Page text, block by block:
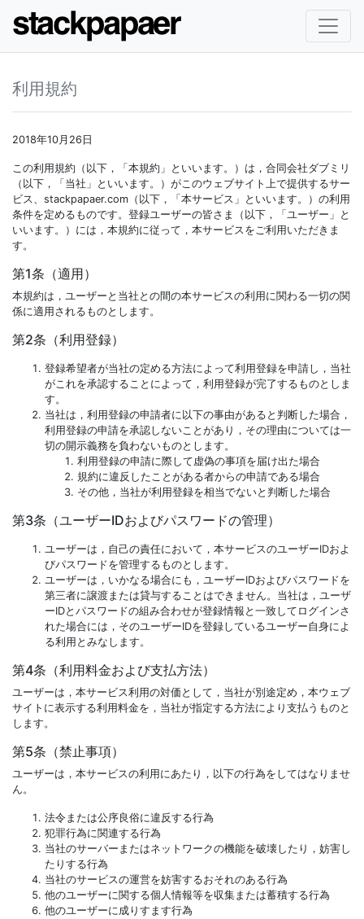
利用規約
2018年10月26日
この利用規約（以下，「本規約」といいます。）は，合同会社ダブミリ
（以下，「当社」といいます。）がこのウェブサイト上で提供するサー
ビス、stackpapaer.com（以下，「本サービス」といいます。）の利用
条件を定めるものです。登録ユーザーの皆さま（以下，「ユーザー」と
いいます。）には，本規約に従って，本サービスをご利用いただきま
す。
第1条（適用）
本規約は，ユーザーと当社との間の本サービスの利用に関わる一切の関
係に適用されるものとします。
第2条（利用登録）
登録希望者が当社の定める方法によって利用登録を申請し，当社
がこれを承認することによって，利用登録が完了するものとしま
す。
当社は，利用登録の申請者に以下の事由があると判断した場合，
利用登録の申請を承認しないことがあり，その理由については一
切の開示義務を負わないものとします。
利用登録の申請に際して虚偽の事項を届け出た場合
規約に違反したことがある者からの申請である場合
その他，当社が利用登録を相当でないと判断した場合
第3条（ユーザーIDおよびパスワードの管理）
ユーザーは，自己の責任において，本サービスのユーザーIDおよ
びパスワードを管理するものとします。
ユーザーは，いかなる場合にも，ユーザーIDおよびパスワードを
第三者に譲渡または貸与することはできません。当社は，ユーザ
ーIDとパスワードの組み合わせが登録情報と一致してログインさ
れた場合には，そのユーザーIDを登録しているユーザー自身によ
る利用とみなします。
第4条（利用料金および支払方法）
ユーザーは，本サービス利用の対価として，当社が別途定め，本ウェブ
サイトに表示する利用料金を，当社が指定する方法により支払うものと
します。
第5条（禁止事項）
ユーザーは，本サービスの利用にあたり，以下の行為をしてはなりませ
ん。
法令または公序良俗に違反する行為
犯罪行為に関連する行為
当社のサーバーまたはネットワークの機能を破壊したり，妨害し
たりする行為
当社のサービスの運営を妨害するおそれのある行為
他のユーザーに関する個人情報等を収集または蓄積する行為
他のユーザーに成りすます行為